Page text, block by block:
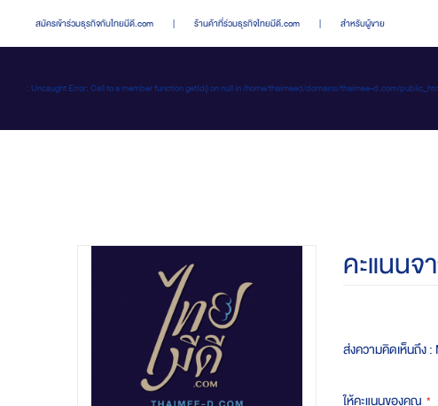
สมัครเข้าร่วมธุรกิจกับไทยมีดี.com | ร้านค้าที่ร่วมธุรกิจไทยมีดี.com | สำหรับผู้ขาย
: Uncaught Error: Call to a member function getId() on null in /home/thaimeed/domains/thaimee-d.com/
คะแนนจ
ส่งความคิดเห็นถึง
ให้คะแนนของคุณ